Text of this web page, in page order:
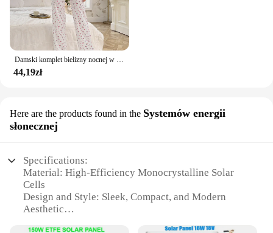
Damski komplet bielizny nocnej w stylu vintage, kwiatowy nadruk, sałata, wykończenia, top ze spodniami, urocza bielizna nocna z pełnym rękawem, komplet piżam
44,19zł
Here are the products found in the Systemów energii
słonecznej
Specifications:
Material: High-Efficiency Monocrystalline Solar
Cells
Design and Style: Sleek, Compact, and Modern
Aesthetic